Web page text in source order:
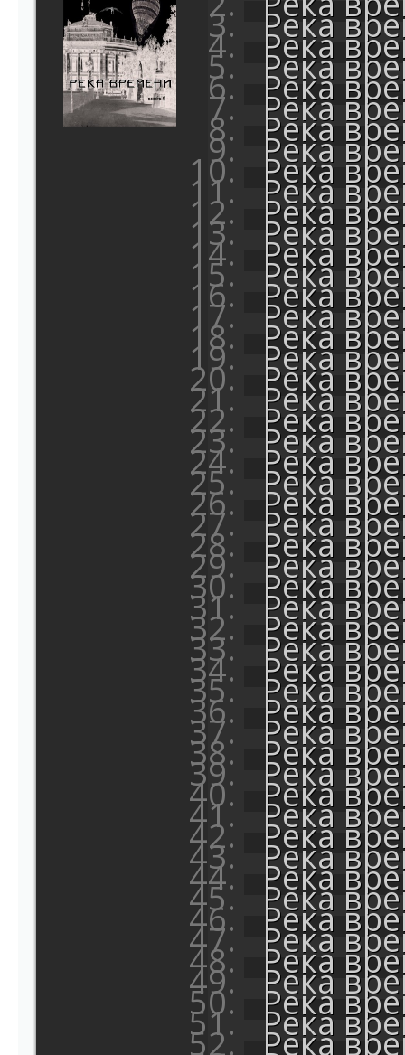
Река
Река
Река
Река
Река
Река
Река
Река
Река
Река
Река
Река
Река
Река
Река
Река
Река
Река
Река
Река
Река
Река
Река
Река
Река
Река
Река
Река
Река
Река
Река
Река
Река
Река
Река
Река
Река
Река
Река
Река
Река
Река
Река
Река
Река
Река
Река
Река
Река
Река